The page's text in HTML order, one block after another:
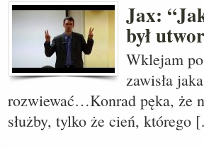
Jax:
był
Wklejam
zawisła
rozwiewać…Konrad pęka, że
służby, tylko że cień, którego